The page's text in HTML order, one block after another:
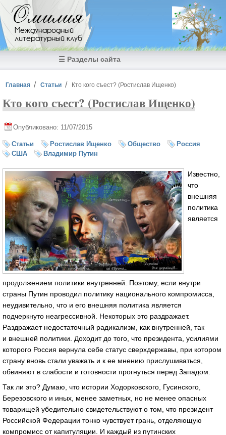
Перейти к основному содержанию
Омилия
Международный
литературный клуб
☰ Разделы сайта
Вы здесь
Главная Статьи Кто кого съест? (Ростислав Ищенко)
Кто кого съест? (Ростислав Ищенко)
Опубликовано: 11/07/2015
Статьи Ростислав Ищенко Общество
Россия
США
Владимир Путин
Известно,
что
внешняя
политика
является
продолжением политики внутренней. Поэтому, если внутри
страны Путин проводил политику национального компромисса,
неудивительно, что и его внешняя политика является
подчеркнуто неагрессивной. Некоторых это раздражает.
Раздражает недостаточный радикализм, как внутренней, так
и внешней политики. Доходит до того, что президента, усилиями
которого Россия вернула себе статус сверхдержавы, при котором
страну вновь стали уважать и к ее мнению прислушиваться,
обвиняют в слабости и готовности прогнуться перед Западом.
Так ли это? Думаю, что истории Ходорковского, Гусинского,
Березовского и иных, менее заметных, но не менее опасных
товарищей убедительно свидетельствуют о том, что президент
Российской Федерации тонко чувствует грань, отделяющую
компромисс от капитуляции. И каждый из путинских